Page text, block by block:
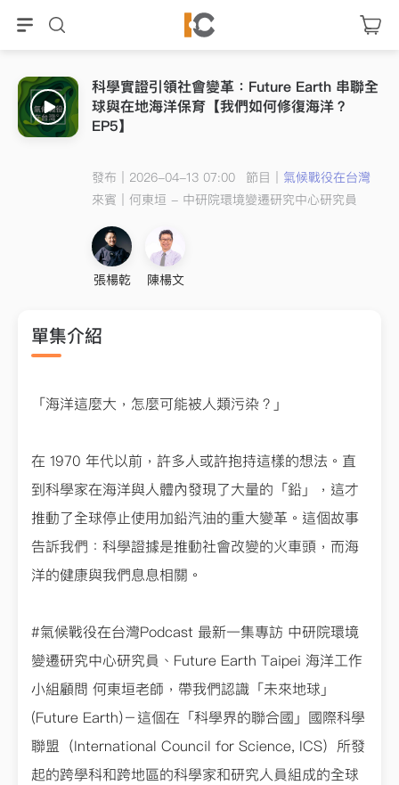
科學實證引領社會變革：Future Earth 串聯全
球與在地海洋保育【我們如何修復海洋？
EP5】
發布｜2026-04-13 07:00 節目｜ 氣候戰役在台灣
來賓｜ 何東垣 - 中研院環境變遷研究中心研究員
張楊乾 陳楊文
單集介紹
「海洋這麼大，怎麼可能被人類污染？」
在 1970 年代以前，許多人或許抱持這樣的想法。直
到科學家在海洋與人體內發現了大量的「鉛」，這才
推動了全球停止使用加鉛汽油的重大變革。這個故事
告訴我們：科學證據是推動社會改變的火車頭，而海
洋的健康與我們息息相關。
#氣候戰役在台灣Podcast 最新一集專訪 中研院環境
變遷研究中心研究員、Future Earth Taipei 海洋工作
小組顧問 何東垣老師，帶我們認識「未來地球」
(Future Earth)－這個在「科學界的聯合國」國際科學
聯盟（International Council for Science, ICS）所發
起的跨學科和跨地區的科學家和研究人員組成的全球